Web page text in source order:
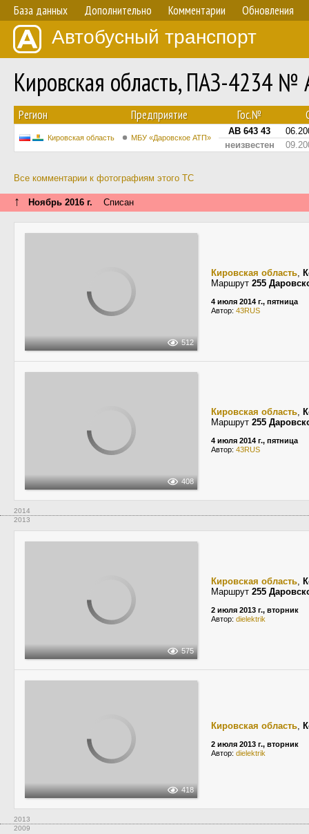
База данных Дополнительно Комментарии Обновления
Автобусный транспорт
Кировская область, ПАЗ-4234
Регион Предприятие Гос.№
Кировская область МБУ «Даровское АТП»
АВ 643 43
неизвестен
Все комментарии к фотографиям этого ТС
↑ Ноябрь 2016 г. Списан
512
Кировская область,
Маршрут 255
4 июля 2014 г., пятница
Автор: 43RUS
408
Кировская область,
Маршрут 255
4 июля 2014 г., пятница
Автор: 43RUS
2014
2013
575
Кировская область,
Маршрут 255
2 июля 2013 г., вторник
Автор: dielektrik
418
Кировская область,
2 июля 2013 г., вторник
Автор: dielektrik
2013
2009